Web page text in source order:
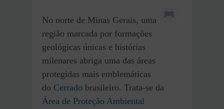
No norte de Minas Gerais, uma
região marcada por formações
geológicas únicas e histórias
milenares abriga uma das áreas
protegidas mais emblemáticas
do Cerrado brasileiro. Trata-se da
Área de Proteção Ambiental